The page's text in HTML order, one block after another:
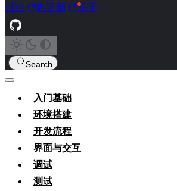
讨论 热更新 关于
Search
入门基础
环境搭建
开发流程
界面与交互
调试
测试